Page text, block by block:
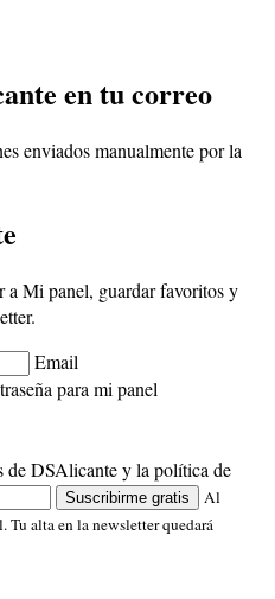
en tu correo
enviados manualmente por la
a Mi panel, guardar favoritos y
Email
para mi panel
de DSAlicante y la política de
Suscribirme gratis
Al
Tu alta en la newsletter quedará